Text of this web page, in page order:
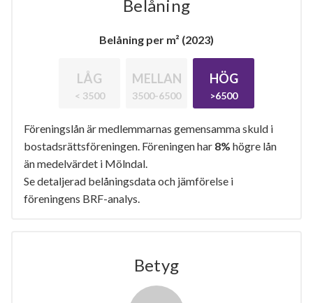
Belåning
Belåning per m² (2023)
LÅG
< 3500
MELLAN
3500-6500
HÖG
>6500
Föreningslån är medlemmarnas gemensamma skuld i
bostadsrättsföreningen. Föreningen har 8% högre lån
än medelvärdet i Mölndal.
Se detaljerad belåningsdata och jämförelse i
föreningens BRF-analys.
Betyg